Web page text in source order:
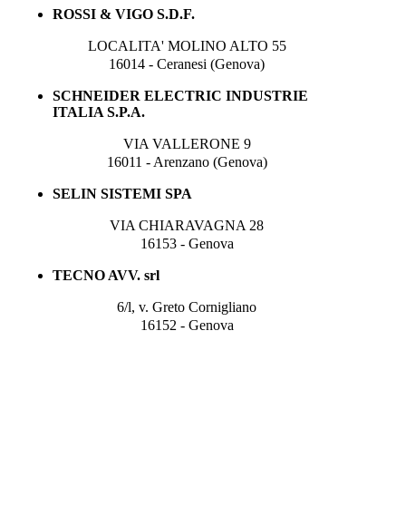
ROSSI & VIGO S.D.F.
LOCALITA' MOLINO ALTO 55
16014 - Ceranesi (Genova)
SCHNEIDER ELECTRIC INDUSTRIE
ITALIA S.P.A.
VIA VALLERONE 9
16011 - Arenzano (Genova)
SELIN SISTEMI SPA
VIA CHIARAVAGNA 28
16153 - Genova
TECNO AVV. srl
6/l, v. Greto Cornigliano
16152 - Genova